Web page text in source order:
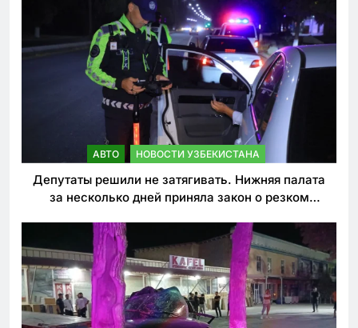
АВТО НОВОСТИ УЗБЕКИСТАНА
Депутаты решили не затягивать. Нижняя палата
за несколько дней приняла закон о резком